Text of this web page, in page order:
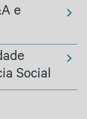
e
Social